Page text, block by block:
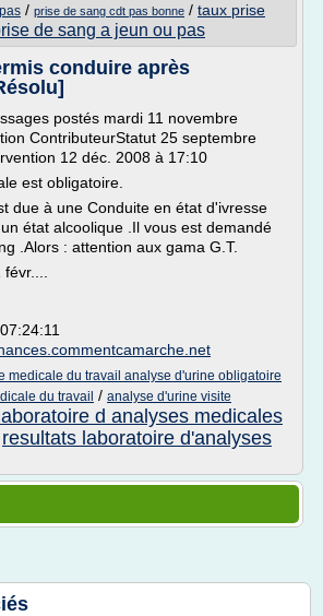
/ prise de sang cdt pas bonne / taux prise
de sang a jeun ou pas
conduire après
postés mardi 11 novembre
ContributeurStatut 25 septembre
12 déc. 2008 à 17:10
est obligatoire.
due à une Conduite en état d'ivresse
état alcoolique .Il vous est demandé
.Alors : attention aux gama G.T.
medicale du travail analyse d'urine obligatoire
du travail / analyse d'urine visite
laboratoire d analyses medicales
resultats laboratoire d'analyses